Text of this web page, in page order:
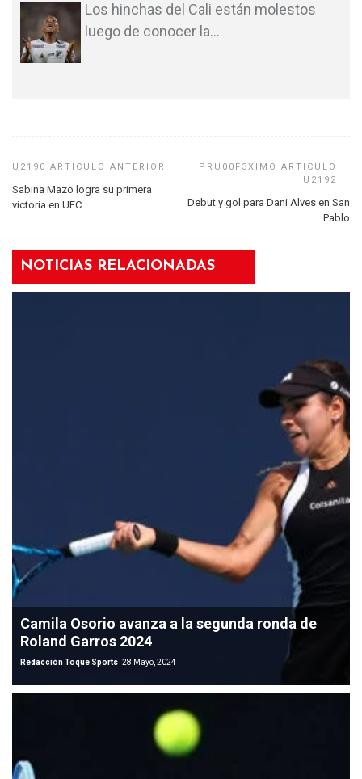
Los hinchas del Cali están molestos
luego de conocer la…
Sabina Mazo logra su primera
victoria en UFC
Debut y gol para Dani Alves en San
Pablo
NOTICIAS RELACIONADAS
Camila Osorio avanza a la segunda ronda de
Roland Garros 2024
Redacción Toque Sports 28 Mayo, 2024